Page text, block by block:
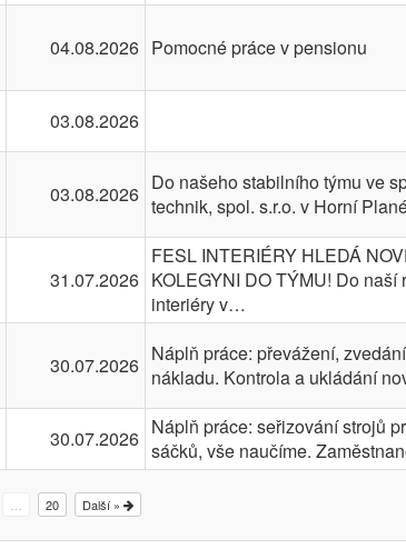
04.08.2026 Pomocné práce v pensionu
03.08.2026
03.08.2026 Do našeho stabilního týmu ve
technik, spol. s.r.o. v Horní
31.07.2026
FESL INTERIÉRY HLEDÁ
KOLEGYNI DO TÝMU! Do naší
interiéry v…
30.07.2026 Náplň práce: převážení,
nákladu. Kontrola a ukládání
30.07.2026 Náplň práce: seřizování strojů
sáčků, vše naučíme.
20 Další »